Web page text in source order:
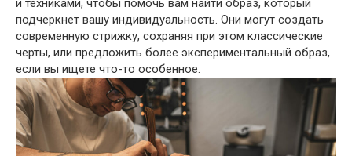
и техниками, чтобы помочь вам найти образ, который
подчеркнет вашу индивидуальность. Они могут создать
современную стрижку, сохраняя при этом классические
черты, или предложить более экспериментальный образ,
если вы ищете что-то особенное.